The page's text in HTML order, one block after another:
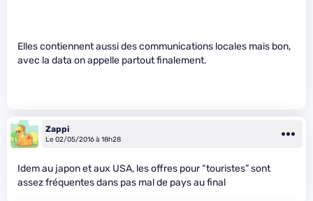
Elles contiennent aussi des communications locales mais bon,
avec la data on appelle partout finalement.
Zappi
Le 02/05/2016 à 18h28
Idem au japon et aux USA, les offres pour “touristes” sont
assez fréquentes dans pas mal de pays au final